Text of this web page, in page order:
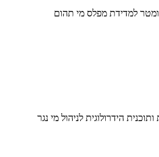
הידרולוגית לניהול מי נגר